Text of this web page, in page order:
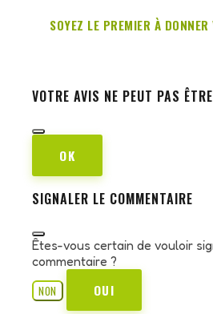
SOYEZ LE PREMIER À
VOTRE AVIS NE PEUT PAS
OK
SIGNALER LE COMMENTAIRE
Êtes-vous certain de vouloir
commentaire ?
NON
OUI